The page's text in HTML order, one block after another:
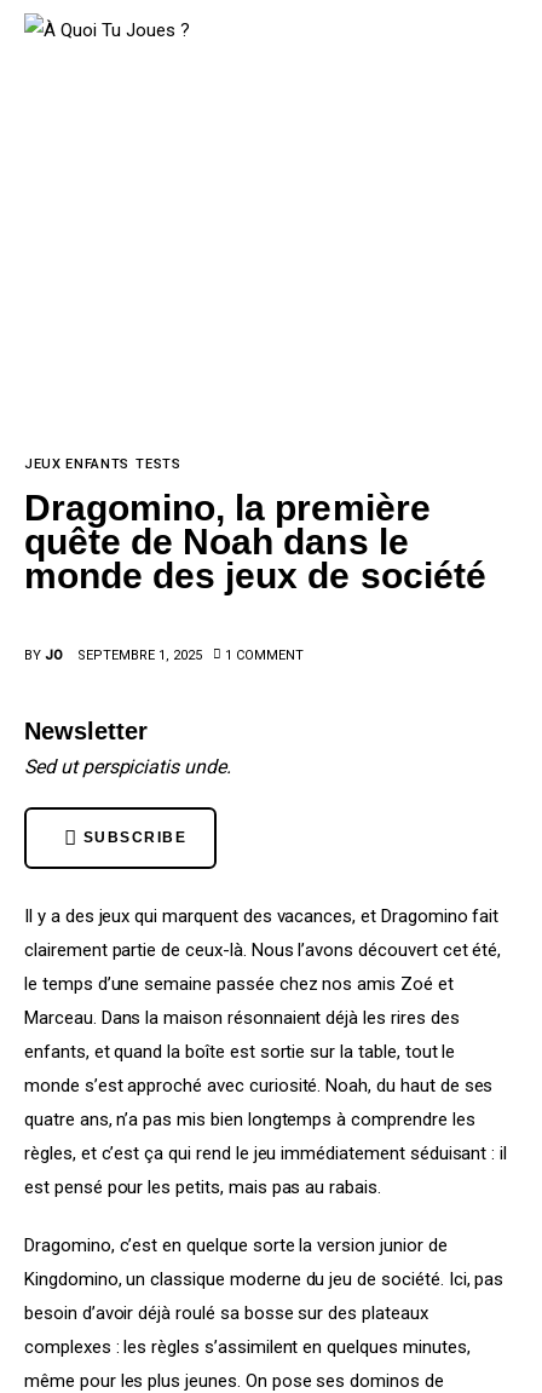
Actus
AQTJ, c’est quoi ?
JEUX ENFANTS TESTS
Dragomino, la première
quête de Noah dans le
monde des jeux de société
BY JO SEPTEMBRE 1, 2025 1 COMMENT
Newsletter
Sed ut perspiciatis unde.
SUBSCRIBE
Il y a des jeux qui marquent des vacances, et Dragomino fait
clairement partie de ceux-là. Nous l’avons découvert cet été,
le temps d’une semaine passée chez nos amis Zoé et
Marceau. Dans la maison résonnaient déjà les rires des
enfants, et quand la boîte est sortie sur la table, tout le
monde s’est approché avec curiosité. Noah, du haut de ses
quatre ans, n’a pas mis bien longtemps à comprendre les
règles, et c’est ça qui rend le jeu immédiatement séduisant : il
est pensé pour les petits, mais pas au rabais.
Dragomino, c’est en quelque sorte la version junior de
Kingdomino, un classique moderne du jeu de société. Ici, pas
besoin d’avoir déjà roulé sa bosse sur des plateaux
complexes : les règles s’assimilent en quelques minutes,
même pour les plus jeunes. On pose ses dominos de